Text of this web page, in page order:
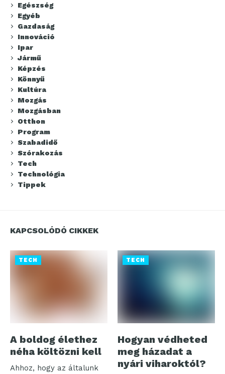
Egészség
Egyéb
Gazdaság
Innováció
Ipar
Jármű
Képzés
Könnyű
Kultúra
Mozgás
Mozgásban
Otthon
Program
Szabadidő
Szórakozás
Tech
Technológia
Tippek
KAPCSOLÓDÓ CIKKEK
TECH
A boldog élethez
néha költözni kell
Ahhoz, hogy az általunk
TECH
Hogyan védheted
meg házadat a
nyári viharoktól?